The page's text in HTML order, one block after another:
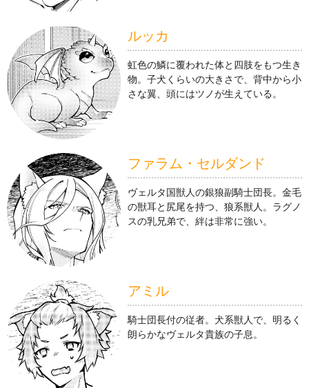
ルッカ
虹色の鱗に覆われた体と四肢をもつ生き
物。子犬くらいの大きさで、背中から小
さな翼、頭にはツノが生えている。
ファラム・セルダンド
ヴェルタ国獣人の銀狼副騎士団長。金毛
の獣耳と尻尾を持つ、狼系獣人。ラグノ
スの乳兄弟で、絆は非常に強い。
アミル
騎士団長付の従者。犬系獣人で、明るく
朗らかなヴェルタ貴族の子息。